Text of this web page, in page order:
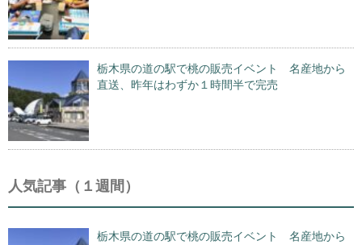
栃木県の道の駅で桃の販売イベント 名産地から
直送、昨年はわずか１時間半で完売
人気記事（１週間）
栃木県の道の駅で桃の販売イベント 名産地から